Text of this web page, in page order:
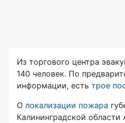
Из торгового центра
140 человек. По
информации, есть трое
О локализации пожара
Калининградской области